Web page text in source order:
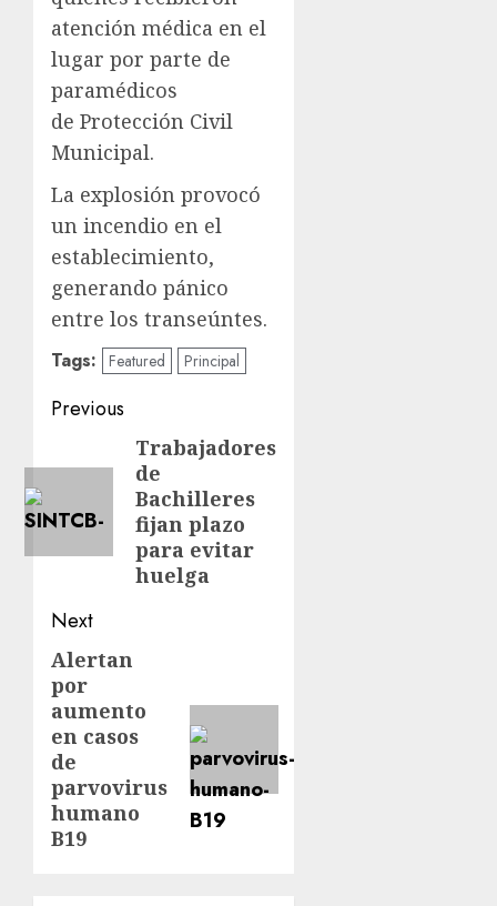
atención médica en el
lugar por parte de
paramédicos
de Protección Civil
Municipal.
La explosión provocó
un incendio en el
establecimiento,
generando pánico
entre los transeúntes.
Tags: Featured Principal
Previous
Trabajadores
de
Bachilleres
fijan plazo
para evitar
huelga
Next
Alertan
por
aumento
en casos
de
parvovirus
humano
B19